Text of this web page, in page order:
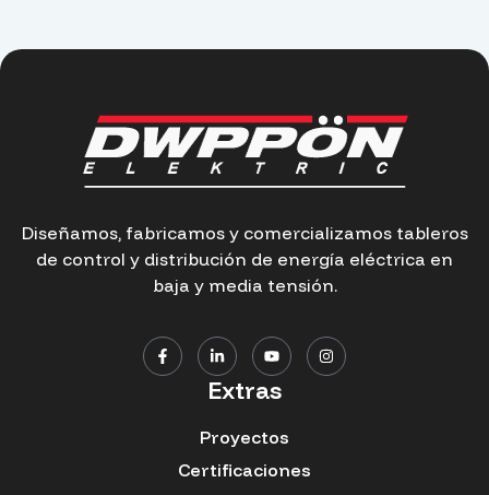
Diseñamos, fabricamos y comercializamos tableros
de control y distribución de energía eléctrica en
baja y media tensión.
Extras
Proyectos
Certificaciones